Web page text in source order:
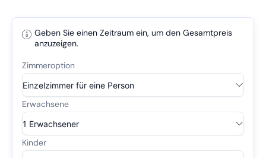
Geben Sie einen Zeitraum ein, um den Gesamtpreis
anzuzeigen.